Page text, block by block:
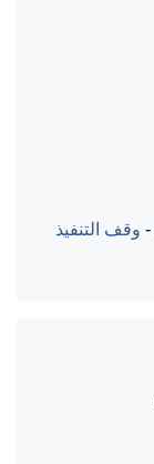
- وقف التنفيذ